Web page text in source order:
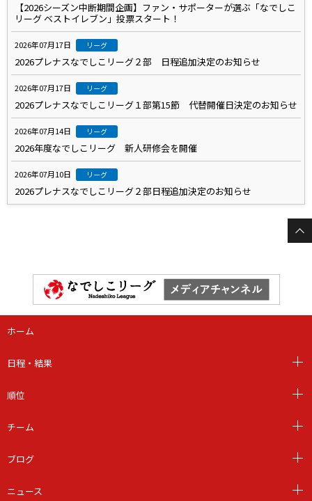
【2026シーズン中断期間企画】ファン・サポーターが選ぶ「なでしこ
リーグ ベストイレブン」投票スタート！
2026年07月17日 リーグ
2026プレナスなでしこリーグ２部 日程追加決定のお知らせ
2026年07月17日 リーグ
2026プレナスなでしこリーグ１部第15節 代替開催日決定のお知らせ
2026年07月14日 リーグ
2026年度なでしこリーグ 新人研修会を開催
2026年07月10日 リーグ
2026プレナスなでしこリーグ２部日程追加決定のお知らせ
ホーム
日程・結果
順位
チーム
ブログ
ニュース